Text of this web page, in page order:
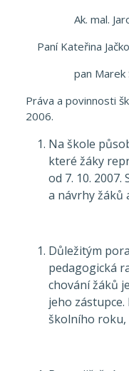
Ak. mal.
Paní Kateřina
pan Marek
Práva a povinnosti
2006.
Na škole
které žáky
od 7. 10.
a návrhy žáků
Důležitým
pedagogická
chování žáků
jeho
školního roku,